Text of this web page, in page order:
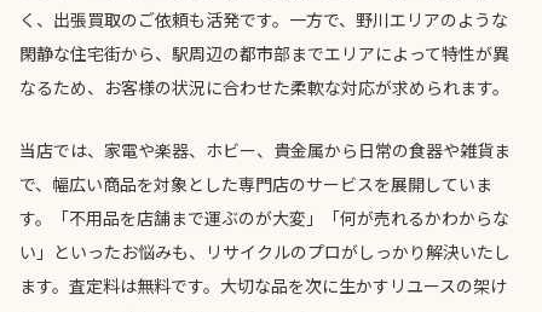
く、出張買取のご依頼も活発です。一方で、野川エリアのような
閑静な住宅街から、駅周辺の都市部までエリアによって特性が異
なるため、お客様の状況に合わせた柔軟な対応が求められます。
当店では、家電や楽器、ホビー、貴金属から日常の食器や雑貨ま
で、幅広い商品を対象とした専門店のサービスを展開していま
す。「不用品を店舗まで運ぶのが大変」「何が売れるかわからな
い」といったお悩みも、リサイクルのプロがしっかり解決いたし
ます。査定料は無料です。大切な品を次に生かすリユースの架け